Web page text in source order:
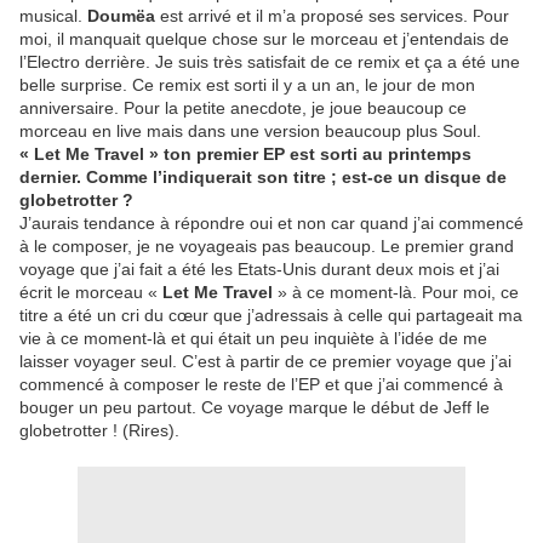
musical. Doumëa est arrivé et il m’a proposé ses services. Pour
moi, il manquait quelque chose sur le morceau et j’entendais de
l’Electro derrière. Je suis très satisfait de ce remix et ça a été une
belle surprise. Ce remix est sorti il y a un an, le jour de mon
anniversaire. Pour la petite anecdote, je joue beaucoup ce
morceau en live mais dans une version beaucoup plus Soul.
« Let Me Travel » ton premier EP est sorti au printemps
dernier. Comme l’indiquerait son titre ; est-ce un disque de
globetrotter ?
J’aurais tendance à répondre oui et non car quand j’ai commencé
à le composer, je ne voyageais pas beaucoup. Le premier grand
voyage que j’ai fait a été les Etats-Unis durant deux mois et j’ai
écrit le morceau « Let Me Travel » à ce moment-là. Pour moi, ce
titre a été un cri du cœur que j’adressais à celle qui partageait ma
vie à ce moment-là et qui était un peu inquiète à l’idée de me
laisser voyager seul. C’est à partir de ce premier voyage que j’ai
commencé à composer le reste de l’EP et que j’ai commencé à
bouger un peu partout. Ce voyage marque le début de Jeff le
globetrotter ! (Rires).